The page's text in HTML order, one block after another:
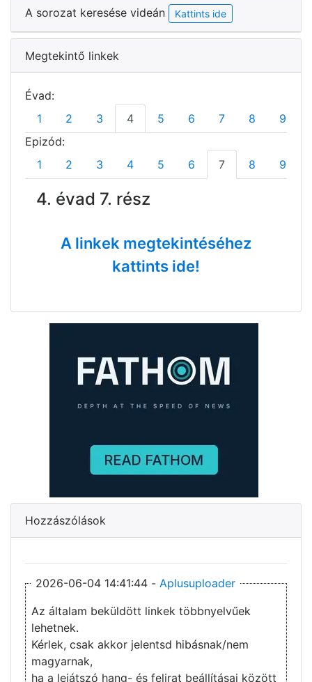
A sorozat keresése videán Kattints ide
Megtekintő linkek
Évad:
1
2 3 4 5 6 7 8 9
Epizód:
1
2 3 4 5 6 7 8 9
4. évad 7. rész
A linkek megtekintéséhez
kattints ide!
Hozzászólások
2026-06-04 14:41:44 - Aplusuploader
Az általam beküldött linkek többnyelvűek
lehetnek.
Kérlek, csak akkor jelentsd hibásnak/nem
magyarnak,
ha a lejátszó hang- és felirat beállításai között